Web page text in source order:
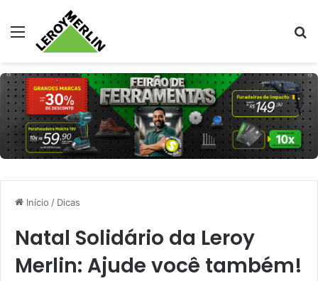
Menu
Início / Dicas
Natal Solidário da Leroy
Merlin: Ajude você também!